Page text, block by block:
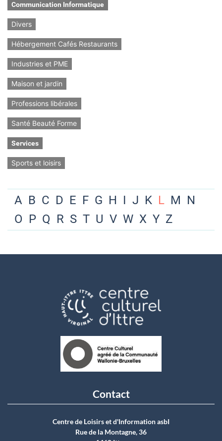
Communication Informatique
Divers
Hébergement Cafés Restaurants
Industries et PME
Maison et jardin
Professions libérales
Santé Beauté Forme
Services
Sports et loisirs
A B C D E F G H I J K L M N
O P Q R S T U V W X Y Z
Contact
Centre de Loisirs et d'Information asbI
Rue de la Montagne, 36